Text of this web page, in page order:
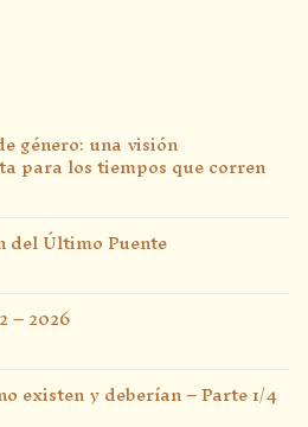
género: una visión
para los tiempos que corren
Último Puente
– 2026
existen y deberían – Parte 1/4